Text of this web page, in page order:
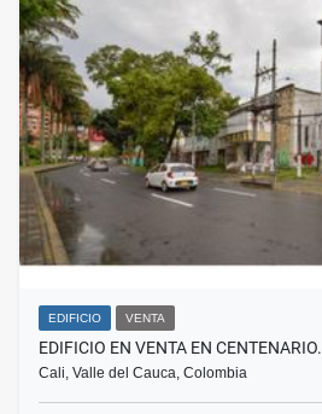
EDIFICIO VENTA
EDIFICIO EN VENTA EN CENTENARIO.
Cali, Valle del Cauca, Colombia